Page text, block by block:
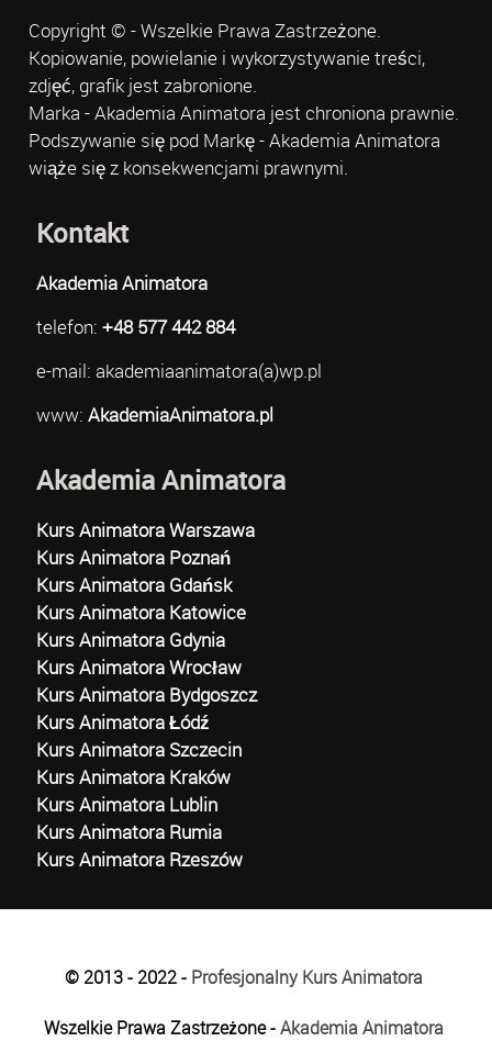
Copyright © - Wszelkie Prawa Zastrzeżone.
Kopiowanie, powielanie i wykorzystywanie treści,
zdjęć, grafik jest zabronione.
Marka - Akademia Animatora jest chroniona prawnie.
Podszywanie się pod Markę - Akademia Animatora
wiąże się z konsekwencjami prawnymi.
Kontakt
Akademia Animatora
telefon: +48 577 442 884
e-mail: akademiaanimatora(a)wp.pl
www: AkademiaAnimatora.pl
Akademia Animatora
Kurs Animatora Warszawa
Kurs Animatora Poznań
Kurs Animatora Gdańsk
Kurs Animatora Katowice
Kurs Animatora Gdynia
Kurs Animatora Wrocław
Kurs Animatora Bydgoszcz
Kurs Animatora Łódź
Kurs Animatora Szczecin
Kurs Animatora Kraków
Kurs Animatora Lublin
Kurs Animatora Rumia
Kurs Animatora Rzeszów
© 2013 - 2022 - Profesjonalny Kurs Animatora
Wszelkie Prawa Zastrzeżone -Akademia Animatora